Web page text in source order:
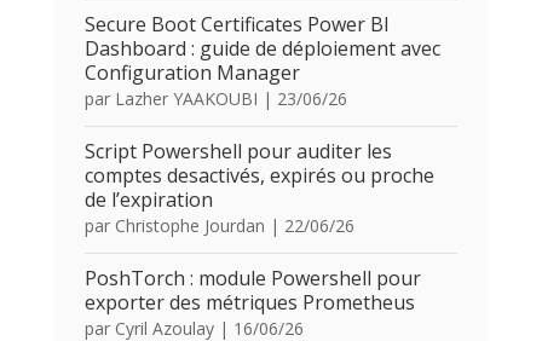
Secure Boot Certificates Power BI
Dashboard : guide de déploiement avec
Configuration Manager
par Lazher YAAKOUBI | 23/06/26
Script Powershell pour auditer les
comptes desactivés, expirés ou proche
de l’expiration
par Christophe Jourdan | 22/06/26
PoshTorch : module Powershell pour
exporter des métriques Prometheus
par Cyril Azoulay| 16/06/26